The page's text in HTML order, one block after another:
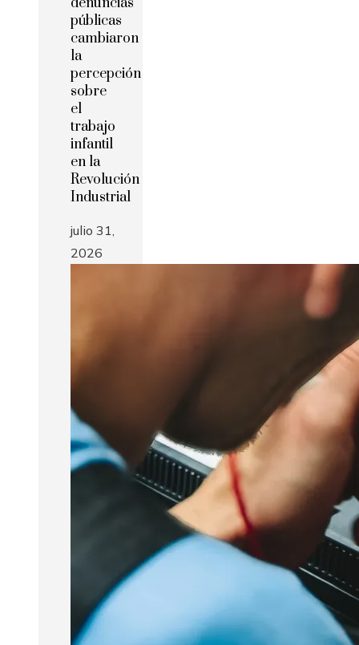
públicas
cambiaron
la
percepción
sobre
el
trabajo
infantil
en la
Revolución
Industrial
julio 31,
2026